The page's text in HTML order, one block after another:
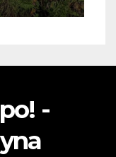
-